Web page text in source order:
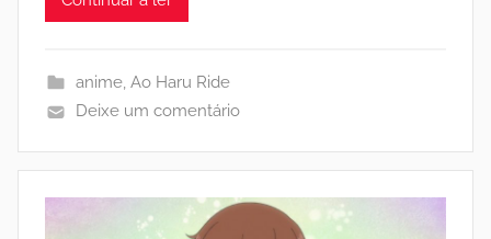
anime, Ao Haru Ride
Deixe um comentário